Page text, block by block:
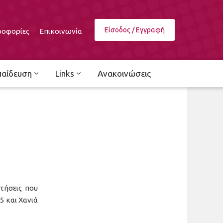
Είσοδος / Εγγραφή
Επικοινωνία
Links Ανακοινώσεις
που
και Χανιά